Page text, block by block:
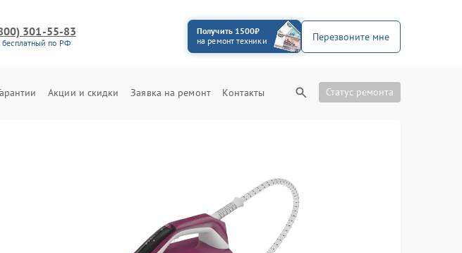
301-55-83
бесплатный по РФ
Получить 1500₽
на ремонт техники
Перезвоните мне
Акции и скидки Заявка на ремонт Контакты Статус ремонта